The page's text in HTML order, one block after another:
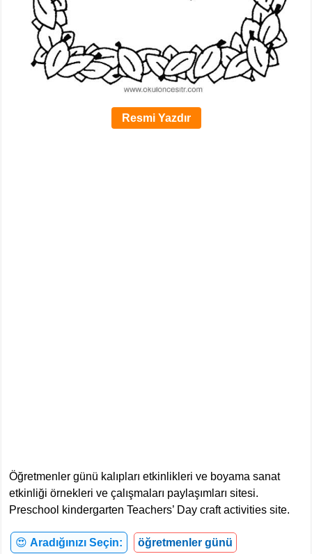
Resmi Yazdır
Öğretmenler günü kalıpları etkinlikleri ve boyama sanat
etkinliği örnekleri ve çalışmaları paylaşımları sitesi.
Preschool kindergarten Teachers’ Day craft activities site.
😍 Aradığınızı Seçin: öğretmenler günü